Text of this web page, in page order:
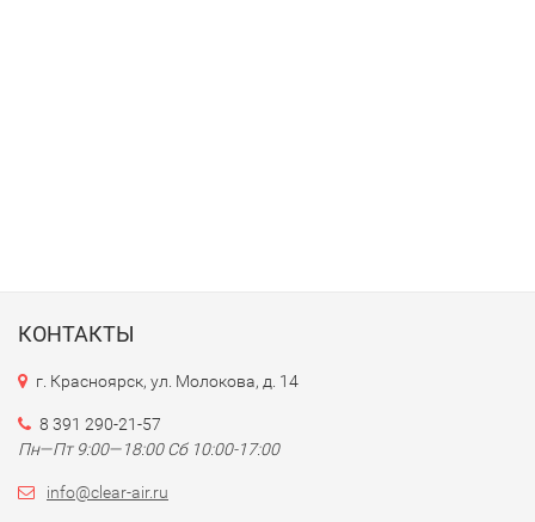
КОНТАКТЫ
г. Красноярск, ул. Молокова, д. 14
8 391 290-21-57
Пн—Пт 9:00—18:00 Сб 10:00-17:00
info@clear-air.ru